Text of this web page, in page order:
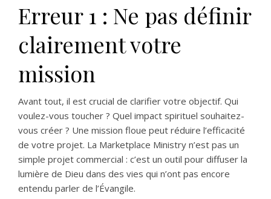
Erreur 1 : Ne pas définir
clairement votre
mission
Avant tout, il est crucial de clarifier votre objectif. Qui
voulez-vous toucher ? Quel impact spirituel souhaitez-
vous créer ? Une mission floue peut réduire l’efficacité
de votre projet. La Marketplace Ministry n’est pas un
simple projet commercial : c’est un outil pour diffuser la
lumière de Dieu dans des vies qui n’ont pas encore
entendu parler de l’Évangile.